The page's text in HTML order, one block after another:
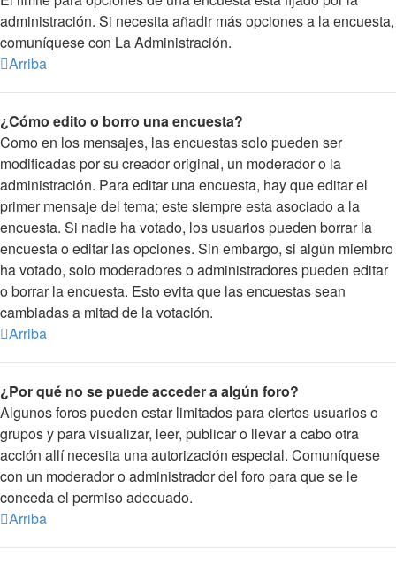
administración. Si necesita añadir más opciones a la encuesta,
comuníquese con La Administración.
Arriba
¿Cómo edito o borro una encuesta?
Como en los mensajes, las encuestas solo pueden ser
modificadas por su creador original, un moderador o la
administración. Para editar una encuesta, hay que editar el
primer mensaje del tema; este siempre esta asociado a la
encuesta. Si nadie ha votado, los usuarios pueden borrar la
encuesta o editar las opciones. Sin embargo, si algún miembro
ha votado, solo moderadores o administradores pueden editar
o borrar la encuesta. Esto evita que las encuestas sean
cambiadas a mitad de la votación.
Arriba
¿Por qué no se puede acceder a algún foro?
Algunos foros pueden estar limitados para ciertos usuarios o
grupos y para visualizar, leer, publicar o llevar a cabo otra
acción allí necesita una autorización especial. Comuníquese
con un moderador o administrador del foro para que se le
conceda el permiso adecuado.
Arriba